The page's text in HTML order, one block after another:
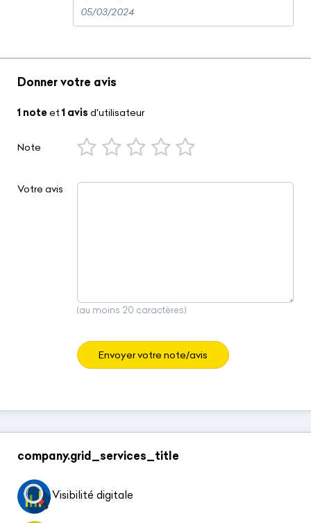
05/03/2024
Donner votre avis
1 note et1 avis d'utilisateur
Note
Votre avis
(au moins 20 caractères)
Envoyer votre note/avis
company.grid_services_title
Visibilité digitale